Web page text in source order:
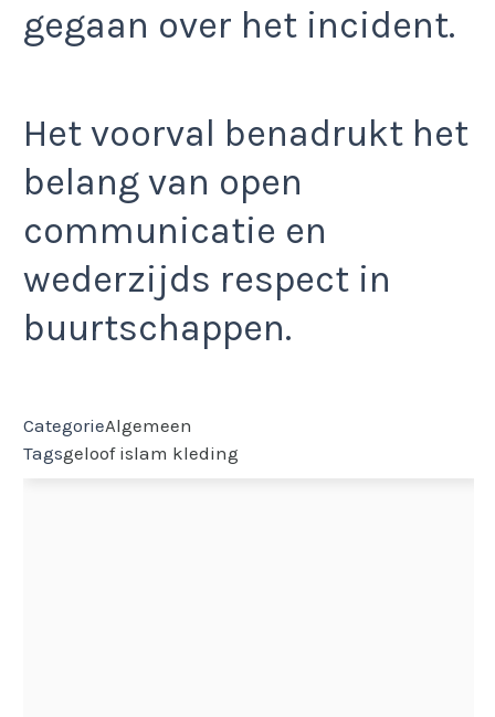
gegaan over het incident.
Het voorval benadrukt het
belang van open
communicatie en
wederzijds respect in
buurtschappen.
CategorieAlgemeen
Tagsgeloof islam kleding